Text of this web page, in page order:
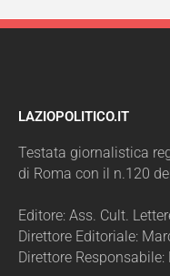
LAZIOPOLITICO.IT
Testata giornalistica
di Roma con il n.120
Editore: Ass. Cult.
Direttore Editoriale:
Direttore